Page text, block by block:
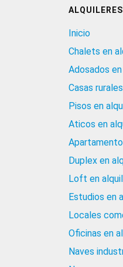
Inicio
Chalets en
Adosados
Casas
Pisos en
Aticos en
Duplex en
Loft en
Estudios en
Locales
Oficinas en
Naves